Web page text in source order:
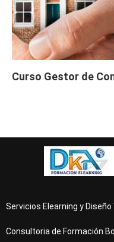
Curso Gestor de
Servicios Elearning y Diseño
Consultoria de Formación